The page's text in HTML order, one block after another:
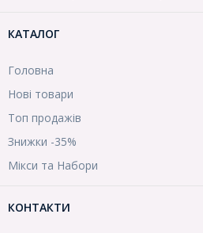
КАТАЛОГ
Головна
Нові товари
Топ продажів
Знижки -35%
Мікси та Набори
КОНТАКТИ